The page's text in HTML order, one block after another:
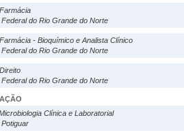
do Rio Grande do Norte
- Bioquímico e Analista Clínico
do Rio Grande do Norte
do Rio Grande do Norte
Clínica e Laboratorial